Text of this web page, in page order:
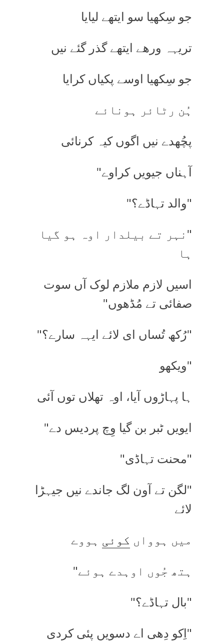
جو سِکھیا سو ایتھے لیایا
تریہہ ورھے ایتھے گذر گئے نیں
جو سِکھیا اوسے پکیاں کرایا
ہُن رٹائر ہونائے
پچُھدے نیں اگوں کیہ کرنائی
آہناں جیویں کراوے"
"والد تہاڈے؟"
"نہر تے بیلدار اوہ ہو گیا
ہا
اسیں لازم ملازم لوک آں سوت
صفائی تے مُڈھوں"
"رُکھ تُساں ای لائے ایہہ سارے؟"
"ویکھو
ہا پہاڑوں آیا، اوہ تھلاں توں آئی
ایویں ٹبر بن گیا وِچ پردیس دے"
"محنت تہاڈی"
"لگن تے آون لگ جاندے نیں جیہڑا
لائے
میں ہوواں کوئی ہووے
ہتھ جُوں اوہدے ہوئے"
"بال تہاڈے؟"
"اِکو دِھی اے دسویں پئی کردی